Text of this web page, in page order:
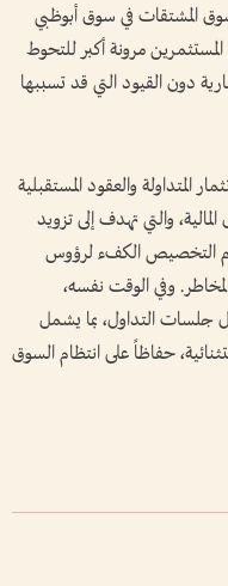
المشتقات في سوق أبوظبي
المستثمرين مرونة أكبر للتحوط
دون القيود التي قد تسببها
المتداولة والعقود المستقبلية
والتي تهدف إلى تزويد
التخصيص الكفء لرؤوس
وفي الوقت نفسه،
جلسات التداول، بما يشمل
حفاظاً على انتظام السوق